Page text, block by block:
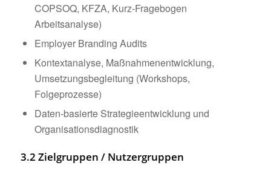
COPSOQ, KFZA, Kurz-Fragebogen
Arbeitsanalyse)
Employer Branding Audits
Kontextanalyse, Maßnahmenentwicklung,
Umsetzungsbegleitung (Workshops,
Folgeprozesse)
Daten-basierte Strategieentwicklung und
Organisationsdiagnostik
3.2 Zielgruppen / Nutzergruppen